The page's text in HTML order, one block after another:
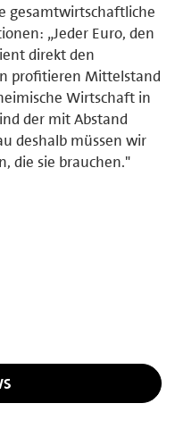
gesamtwirtschaftliche
„Jeder Euro, den
direkt den
profitieren Mittelstand
Wirtschaft in
der mit Abstand
deshalb müssen wir
die sie brauchen."